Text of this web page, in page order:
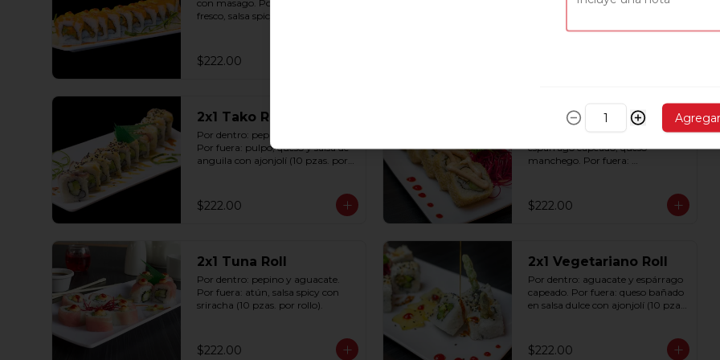
con masago. Por fuera: salmón
fresco, salsa spicy con sriracha (10
$222.00
Por dentro: spicy tuna, pepino,
nori: y srirascha (10 pzas. por
2x1 Tako Roll
Por dentro: pepino y aguacate.
Por fuera: pulpo, queso y salsa de
anguila con ajonjolí (10 pzas. por
$222.00
2x1 Tori Roll
Por dentro: pollo a la plancha,
espárrago capeado, queso
manchego. Por fuera:
$222.00
2x1 Tuna Roll
Por dentro: pepino y aguacate.
Por fuera: atún, salsa spicy con
sriracha (10 pzas. por rollo).
$222.00
2x1 Vegetariano Roll
Por dentro: aguacate y espárrago
capeado. Por fuera: queso bañado
en salsa dulce con ajonjolí (10 pzas,
$222.00
Agregar